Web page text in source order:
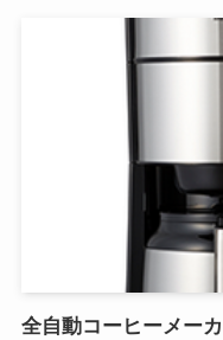
全自動コーヒーメー